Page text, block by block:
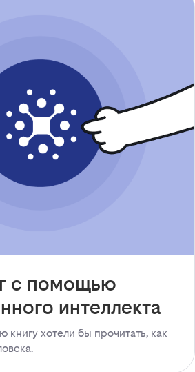
с помощью
интеллекта
книгу хотели бы прочитать, как